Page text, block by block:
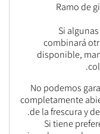
Ramo de
Si
combinará
disponible,
No podemos
completamente
de la frescura y
Si tiene